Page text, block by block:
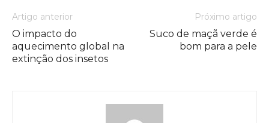
Artigo anterior
O impacto do
aquecimento global na
extinção dos insetos
Próximo artigo
Suco de maçã verde é
bom para a pele